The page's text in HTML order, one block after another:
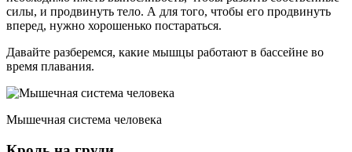
силы, и продвинуть тело. А для того, чтобы его продвинуть
вперед, нужно хорошенько постараться.
Давайте разберемся, какие мышцы работают в бассейне во
время плавания.
Мышечная система человека